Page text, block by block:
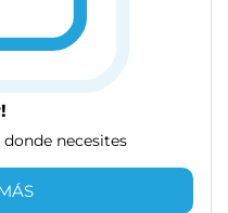
donde necesites